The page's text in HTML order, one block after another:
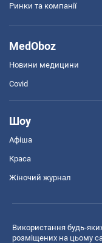
Ринки та компанії
MedOboz
Новини медицини
Covid
Шоу
Афіша
Краса
Жіночий журнал
Використання будь-
розміщених на цьому